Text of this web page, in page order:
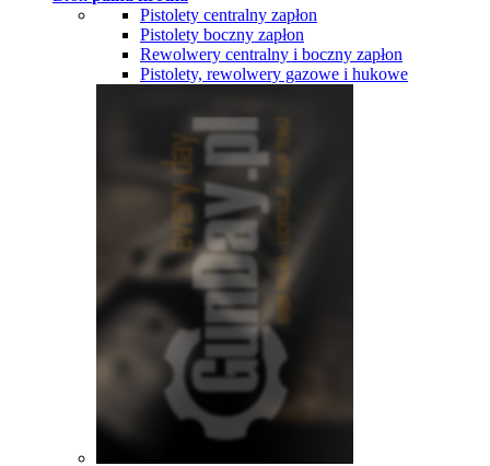
Pistolety centralny zapłon
Pistolety boczny zapłon
Rewolwery centralny i boczny zapłon
Pistolety, rewolwery gazowe i hukowe